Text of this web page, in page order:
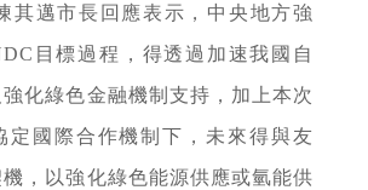
其邁市長回應表示，中央地方強
目標過程，得透過加速我國自
化綠色金融機制支持，加上本次
定國際合作機制下，未來得與友
，以強化綠色能源供應或氫能供